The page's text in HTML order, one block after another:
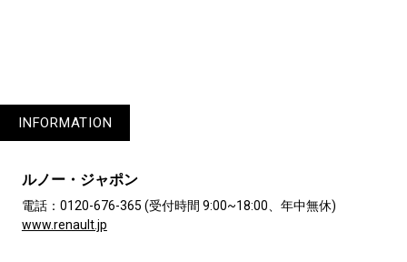
INFORMATION
ルノー・ジャポン
電話：0120-676-365 (受付時間 9:00~18:00、年中無休)
www.renault.jp